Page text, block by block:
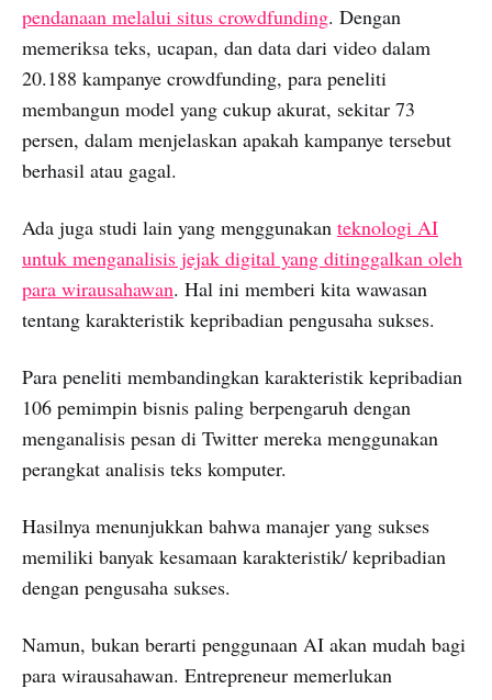
pendanaan melalui situs crowdfunding. Dengan
memeriksa teks, ucapan, dan data dari video dalam
20.188 kampanye crowdfunding, para peneliti
membangun model yang cukup akurat, sekitar 73
persen, dalam menjelaskan apakah kampanye tersebut
berhasil atau gagal.
Ada juga studi lain yang menggunakan teknologi AI
untuk menganalisis jejak digital yang ditinggalkan oleh
para wirausahawan. Hal ini memberi kita wawasan
tentang karakteristik kepribadian pengusaha sukses.
Para peneliti membandingkan karakteristik kepribadian
106 pemimpin bisnis paling berpengaruh dengan
menganalisis pesan di Twitter mereka menggunakan
perangkat analisis teks komputer.
Hasilnya menunjukkan bahwa manajer yang sukses
memiliki banyak kesamaan karakteristik/ kepribadian
dengan pengusaha sukses.
Namun, bukan berarti penggunaan AI akan mudah bagi
para wirausahawan. Entrepreneur memerlukan